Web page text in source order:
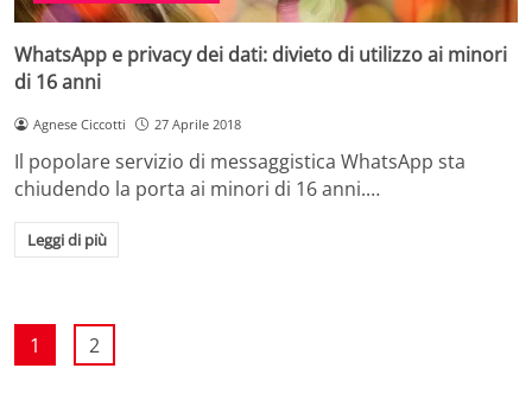
WhatsApp e privacy dei dati: divieto di utilizzo ai minori
di 16 anni
Agnese Ciccotti 27 Aprile 2018
Il popolare servizio di messaggistica WhatsApp sta
chiudendo la porta ai minori di 16 anni.…
Leggi di più
1 2